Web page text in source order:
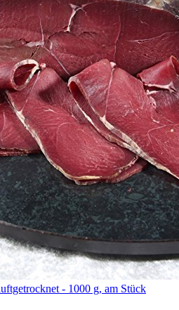
- 1000 g, am Stück